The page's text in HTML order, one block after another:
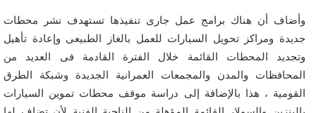
وأضاف أن هناك برامج عمل جارى تنفيذها تستهدف نشر محطات
جديدة ومراكز تحويل السيارات للعمل بالغاز الطبيعى وإعادة تأهيل
وتجديد المحطات القائمة خلال الفترة القادمة فى العديد من
المحافظات والمدن والمجمعات العمرانية الجديدة وشبكة الطرق
القومية ، هذا بالإضافة إلى دراسة موقف محطات تموين السيارات